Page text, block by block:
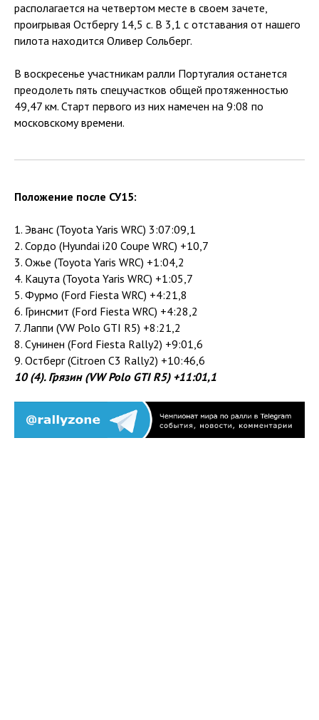
располагается на четвертом месте в своем зачете,
проигрывая Остбергу 14,5 с. В 3,1 с отставания от нашего
пилота находится Оливер Сольберг.
В воскресенье участникам ралли Португалия останется
преодолеть пять спецучастков общей протяженностью
49,47 км. Старт первого из них намечен на 9:08 по
московскому времени.
Положение после СУ15:
1. Эванс (Toyota Yaris WRC) 3:07:09,1
2. Сордо (Hyundai i20 Coupe WRC) +10,7
3. Ожье (Toyota Yaris WRC) +1:04,2
4. Кацута (Toyota Yaris WRC) +1:05,7
5. Фурмо (Ford Fiesta WRC) +4:21,8
6. Гринсмит (Ford Fiesta WRC) +4:28,2
7. Лаппи (VW Polo GTI R5) +8:21,2
8. Сунинен (Ford Fiesta Rally2) +9:01,6
9. Остберг (Citroen C3 Rally2) +10:46,6
10 (4). Грязин (VW Polo GTI R5) +11:01,1